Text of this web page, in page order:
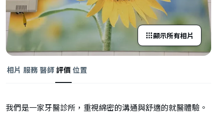
顯示所有相片
相片 服務醫師評價位置
我們是一家牙醫診所，重視綿密的溝通與舒適的就醫體驗。